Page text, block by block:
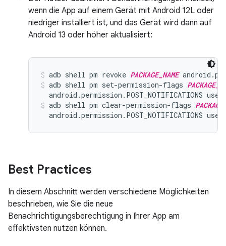
wenn die App auf einem Gerät mit Android 12L oder
niedriger installiert ist, und das Gerät wird dann auf
Android 13 oder höher aktualisiert:
adb shell pm revoke PACKAGE_NAME
adb shell pm set-permission-flags
android.permission.POST_NOTIFICATIONS
adb shell pm clear-permission-flags
android.permission.POST_NOTIFICATIONS
Best Practices
In diesem Abschnitt werden verschiedene Möglichkeiten
beschrieben, wie Sie die neue
Benachrichtigungsberechtigung in Ihrer App am
effektivsten nutzen können.